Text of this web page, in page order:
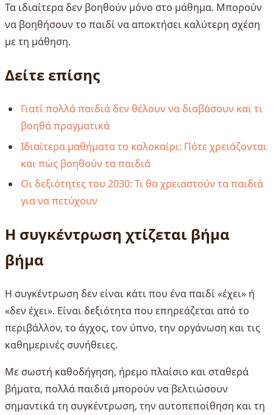
Τα ιδιαίτερα δεν βοηθούν μόνο στο μάθημα. Μπορούν
να βοηθήσουν το παιδί να αποκτήσει καλύτερη σχέση
με τη μάθηση.
Δείτε επίσης
Γιατί πολλά παιδιά δεν θέλουν να διαβάσουν και τι
βοηθά πραγματικά
Ιδιαίτερα μαθήματα το καλοκαίρι: Πότε χρειάζονται
και πώς βοηθούν τα παιδιά
Οι δεξιότητες του 2030: Τι θα χρειαστούν τα παιδιά
για να πετύχουν
Η συγκέντρωση χτίζεται βήμα
βήμα
Η συγκέντρωση δεν είναι κάτι που ένα παιδί «έχει» ή
«δεν έχει». Είναι δεξιότητα που επηρεάζεται από το
περιβάλλον, το άγχος, τον ύπνο, την οργάνωση και τις
καθημερινές συνήθειες.
Με σωστή καθοδήγηση, ήρεμο πλαίσιο και σταθερά
βήματα, πολλά παιδιά μπορούν να βελτιώσουν
σημαντικά τη συγκέντρωση, την αυτοπεποίθηση και τη